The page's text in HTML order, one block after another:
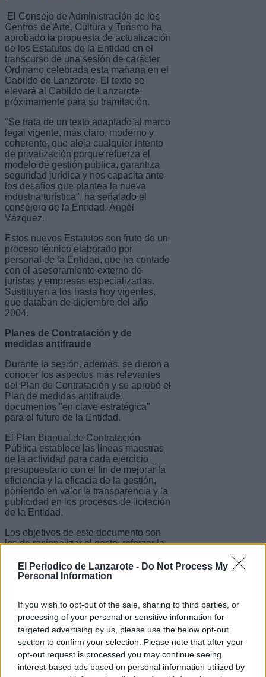
El Periodico de Lanzarote - Do Not Process My
Personal Information
If you wish to opt-out of the sale, sharing to third parties, or
processing of your personal or sensitive information for
targeted advertising by us, please use the below opt-out
section to confirm your selection. Please note that after your
opt-out request is processed you may continue seeing
interest-based ads based on personal information utilized by
El Consejo de Administración de los
Centros de Arte, Cultura y Turismo ha
aprobado la propuesta de actualización
de los Estatutos de la Entidad en el
transcurso de una sesión de carácter
Ordinario celebrada esta mañana en el
Cabildo de Lanzarote. El texto se
elevará al Cabildo de Lanzarote
próximamente para su tramitación.
"Se trata de un texto adaptado al marco
legal vigente, más claro, moderno y
coherente, que aleja cualquier intento
de privatización porque refuerza el
modelo de gestión pública, garantiza
seguridad jurídica y nos capacita ante
los desafíos que plantea la nueva
industria turística", ha señalado el
consejero de la Entidad, Ángel
Vázquez.
Estos nuevos Estatutos son fruto de un
proceso técnico elaborado por
personal de la Entidad, que ha contado
con el asesoramiento externo de
juristas y empresas especializadas.
Sustituyen a los hasta hoy vigentes,
que databan de diciembre del año
2004.
Planes de Contratación y de
medidas antifraude
Durante la sesión, además, se dieron a
conocer los aspectos más relevantes
del Plan de Contratación y se aprobó el
Plan de medidas antifraude,
documentos "en clave estratégica"
para el futuro de la Entidad.
El Plan Bianual de Contratación
Pública establece las líneas maestras
de la actividad para cada ejercicio
presupuestario con el fin de mejorar la
eficiencia y la eficacia de la gestión,
poniendo en valor la transparencia y la
publicidad en los procesos de licitación
de la Entidad.
Los objetivos de este documento son
los de racionalizar el gasto, reforzar la
impulsar la licitación electrónica y la
simplificación administrativa.
optimización de los recursos humanos,
el aprovechamiento de las economías
de escala, la seguridad en la
prestación de los servicios y el fomento
de la participación empresarial.
Por su parte, el Plan de medidas